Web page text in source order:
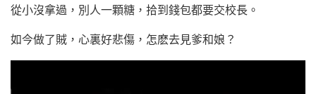
從小沒拿過，別人一顆糖，拾到錢包都要交校長。
如今做了賊，心裏好悲傷，怎麽去見爹和娘？